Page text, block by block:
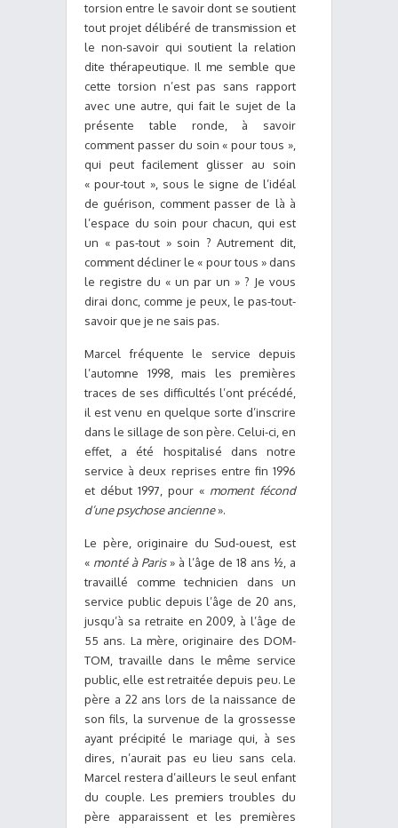
torsion entre le savoir dont se soutient
tout projet délibéré de transmission et
le non-savoir qui soutient la relation
dite thérapeutique. Il me semble que
cette torsion n’est pas sans rapport
avec une autre, qui fait le sujet de la
présente table ronde, à savoir
comment passer du soin « pour tous »,
qui peut facilement glisser au soin
« pour-tout », sous le signe de l’idéal
de guérison, comment passer de là à
l’espace du soin pour chacun, qui est
un « pas-tout » soin ? Autrement dit,
comment décliner le « pour tous » dans
le registre du « un par un » ? Je vous
dirai donc, comme je peux, le pas-tout-
savoir que je ne sais pas.
Marcel fréquente le service depuis
l’automne 1998, mais les premières
traces de ses difficultés l’ont précédé,
il est venu en quelque sorte d’inscrire
dans le sillage de son père. Celui-ci, en
effet, a été hospitalisé dans notre
service à deux reprises entre fin 1996
et début 1997, pour « moment fécond
d’une psychose ancienne».
Le père, originaire du Sud-ouest, est
« monté à Paris» à l’âge de 18 ans ½, a
travaillé comme technicien dans un
service public depuis l’âge de 20 ans,
jusqu’à sa retraite en 2009, à l’âge de
55 ans. La mère, originaire des DOM-
TOM, travaille dans le même service
public, elle est retraitée depuis peu. Le
père a 22 ans lors de la naissance de
son fils, la survenue de la grossesse
ayant précipité le mariage qui, à ses
dires, n’aurait pas eu lieu sans cela.
Marcel restera d’ailleurs le seul enfant
du couple. Les premiers troubles du
père apparaissent et les premières